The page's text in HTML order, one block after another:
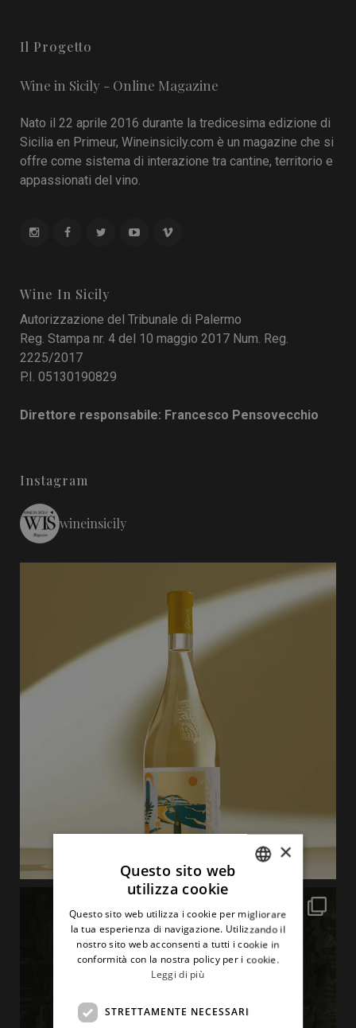
Il Progetto
Wine in Sicily - Online Magazine
Nato il 22 aprile 2016 durante la tredicesima edizione di
Sicilia en Primeur, Wineinsicily.com è un magazine che si
offre come sistema di interazione tra cantine, territorio e
appassionati del vino.
Wine In Sicily
Autorizzazione del Tribunale di Palermo
Reg. Stampa nr. 4 del 10 maggio 2017 Num. Reg.
2225/2017
P.I. 05130190829
Direttore responsabile: Francesco Pensovecchio
Instagram
wineinsicily
ENGLISH
×
Questo sito web
utilizza cookie
Questo sito web utilizza i cookie per migliorare
la tua esperienza di navigazione. Utilizzando il
nostro sito web acconsenti a tutti i cookie in
conformità con la nostra policy per i cookie.
Leggi di più
STRETTAMENTE NECESSARI